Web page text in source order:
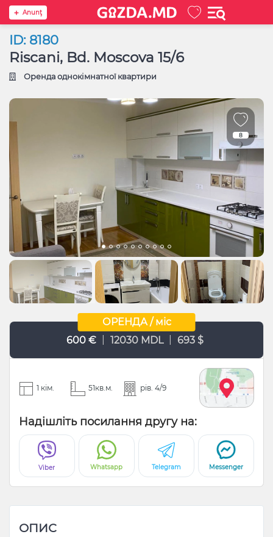
Anunţ
ID: 8180
Riscani, Bd. Moscova 15/6
Оренда однокімнатної квартири
8
ОРЕНДА / міс
600 €
12030 MDL 693 $
1 кім. 51кв.м. рів. 4/9
Надішліть посилання другу на:
Viber Whatsapp Telegram Messenger
ОПИС